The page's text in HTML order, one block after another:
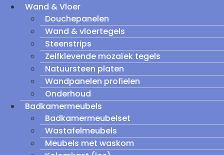
Wand & Vloer
Douchepanelen
Wand & vloertegels
Steenstrips
Zelfklevende mozaïek tegels
Natuursteen platen
Wandpanelen profielen
Onderhoud
Badkamermeubels
Badkamermeubelset
Wastafelmeubels
Meubels met waskom